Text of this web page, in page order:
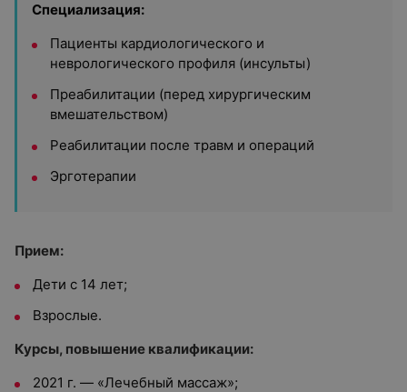
Специализация:
Пациенты кардиологического и
неврологического профиля (инсульты)
Преабилитации (перед хирургическим
вмешательством)
Реабилитации после травм и операций
Эрготерапии
Прием:
Дети с 14 лет;
Взрослые.
Курсы, повышение квалификации:
2021 г. — «Лечебный массаж»;